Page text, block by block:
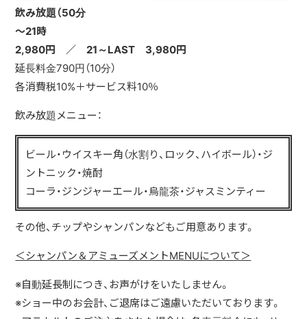
飲み放題（50分
～21時
2,980円 ／ 21～LAST 3,980円
延長料金790円（10分）
各消費税10%＋サービス料10％
飲み放題メニュー：
ビール・ウイスキー角（水割り、ロック、ハイボール）・ジ
ントニック・焼酎
コーラ・ジンジャーエール・烏龍茶・ジャスミンティー
その他、チップやシャンパンなどもご用意あります。
＜シャンパン＆アミューズメントMENUについて＞
※自動延長制につき、お声がけをいたしません。
※ショー中のお会計、ご退席はご遠慮いただいております。